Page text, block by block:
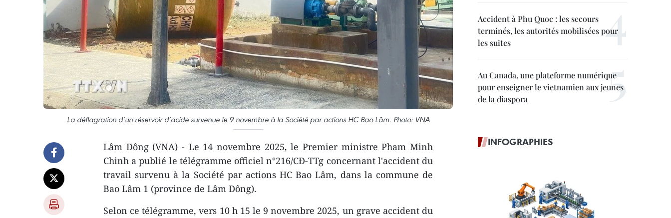
La déflagration d’un réservoir d’acide survenue le 9 novembre à la Société par actions HC Bao Lâm. Photo: VNA
Lâm Dông (VNA) - Le 14 novembre 2025, le Premier ministre Pham Minh
Chinh a publié le télégramme officiel n°216/CĐ-TTg concernant l'accident du
travail survenu à la Société par actions HC Bao Lâm, dans la commune de
Bao Lâm 1 (province de Lâm Dông).
Selon ce télégramme, vers 10 h 15 le 9 novembre 2025, un grave accident du
Accident à Phu Quoc : les secours
terminés, les autorités mobilisées pour
les suites
Au Canada, une plateforme numérique
pour enseigner le vietnamien aux jeunes
de la diaspora
INFOGRAPHIES